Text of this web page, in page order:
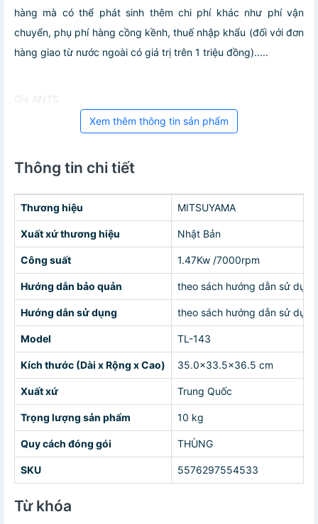
hàng mà có thể phát sinh thêm chi phí khác như phí vận
chuyển, phụ phí hàng cồng kềnh, thuế nhập khẩu (đối với đơn
hàng giao từ nước ngoài có giá trị trên 1 triệu đồng).....
Giá ANTS
Xem thêm thông tin sản phẩm
Thông tin chi tiết
Thương hiệu MITSUYAMA
Xuất xứ thương hiệu Nhật Bản
Công suất 1.47Kw /7000rpm
Hướng dẫn bảo quản theo sách hướng dẫn sử dụng
Hướng dẫn sử dụng theo sách hướng dẫn sử dụng
Model TL-143
Kích thước (Dài x Rộng x Cao) 35.0x33.5x36.5 cm
Xuất xứ Trung Quốc
Trọng lượng sản phẩm 10 kg
Quy cách đóng gói THÙNG
SKU 5576297554533
Từ khóa